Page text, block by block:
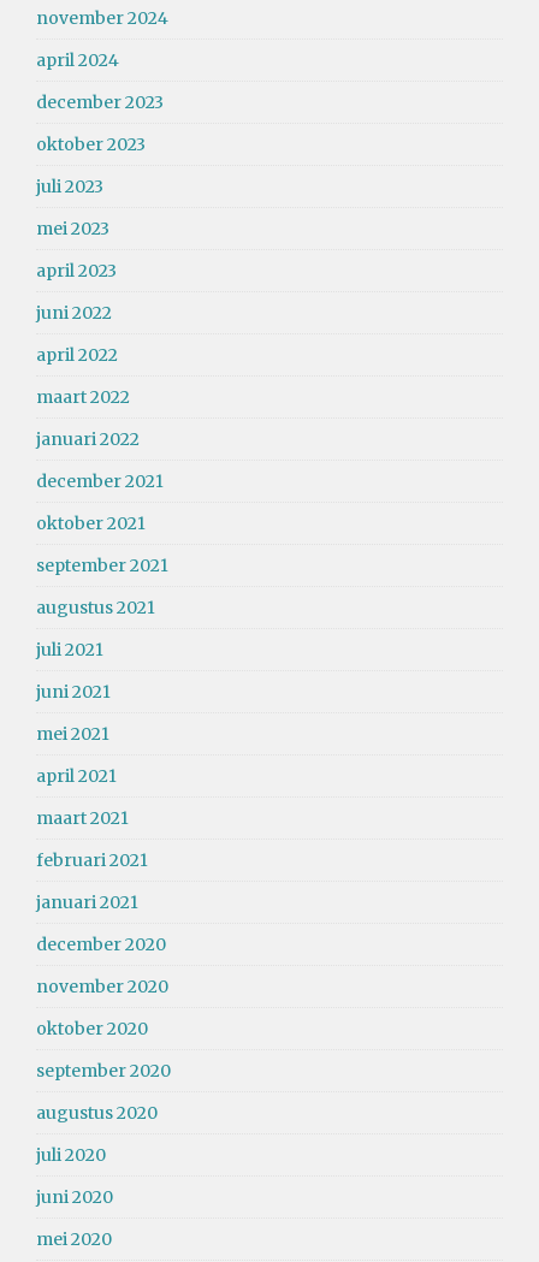
november 2024
april 2024
december 2023
oktober 2023
juli 2023
mei 2023
april 2023
juni 2022
april 2022
maart 2022
januari 2022
december 2021
oktober 2021
september 2021
augustus 2021
juli 2021
juni 2021
mei 2021
april 2021
maart 2021
februari 2021
januari 2021
december 2020
november 2020
oktober 2020
september 2020
augustus 2020
juli 2020
juni 2020
mei 2020